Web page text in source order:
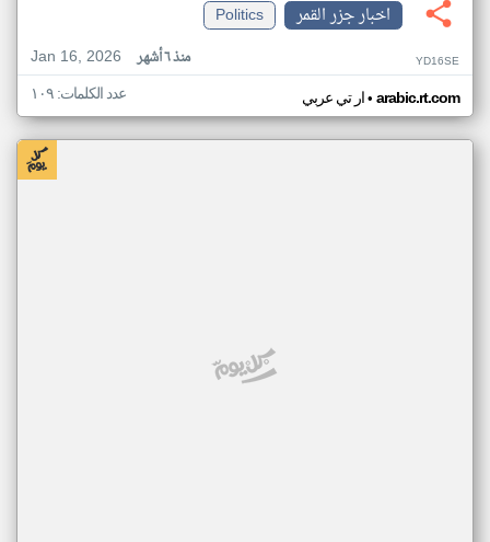
اخبار جزر القمر
Politics
Jan 16, 2026
منذ ٦ أشهر YD16SE
ار تي عربي• arabic.rt.com عدد الكلمات: ١٠٩